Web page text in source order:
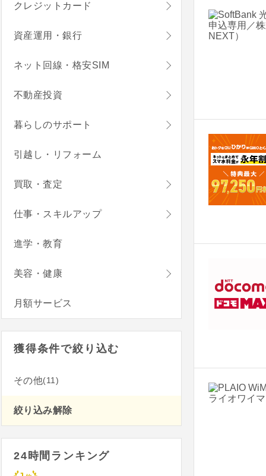
クレジットカード
資産運用・銀行
ネット回線・格安SIM
不動産投資
暮らしのサポート
引越し・リフォーム
買取・査定
仕事・スキルアップ
進学・教育
美容・健康
月額サービス
獲得条件で絞り込む
その他(11)
絞り込み解除
24時間ランキング